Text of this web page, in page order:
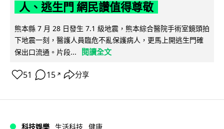
人、逃生門 網民讚值得尊敬
熊本縣 7 月 28 日發生 7.1 級地震，熊本綜合醫院手術室鏡頭拍
下地震一刻，醫護人員臨危不亂保護病人，更馬上開逃生門確
保出口流通。片段...
閱讀全文
51 15 ↗ 分享
科技娛樂 生活科技 健康